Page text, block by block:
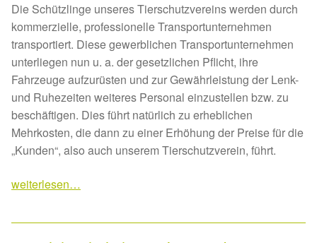
Die Schützlinge unseres Tierschutzvereins werden durch
kommerzielle, professionelle Transportunternehmen
transportiert. Diese gewerblichen Transportunternehmen
unterliegen nun u. a. der gesetzlichen Pflicht, ihre
Fahrzeuge aufzurüsten und zur Gewährleistung der Lenk-
und Ruhezeiten weiteres Personal einzustellen bzw. zu
beschäftigen. Dies führt natürlich zu erheblichen
Mehrkosten, die dann zu einer Erhöhung der Preise für die
„Kunden“, also auch unserem Tierschutzverein, führt.
weiterlesen…